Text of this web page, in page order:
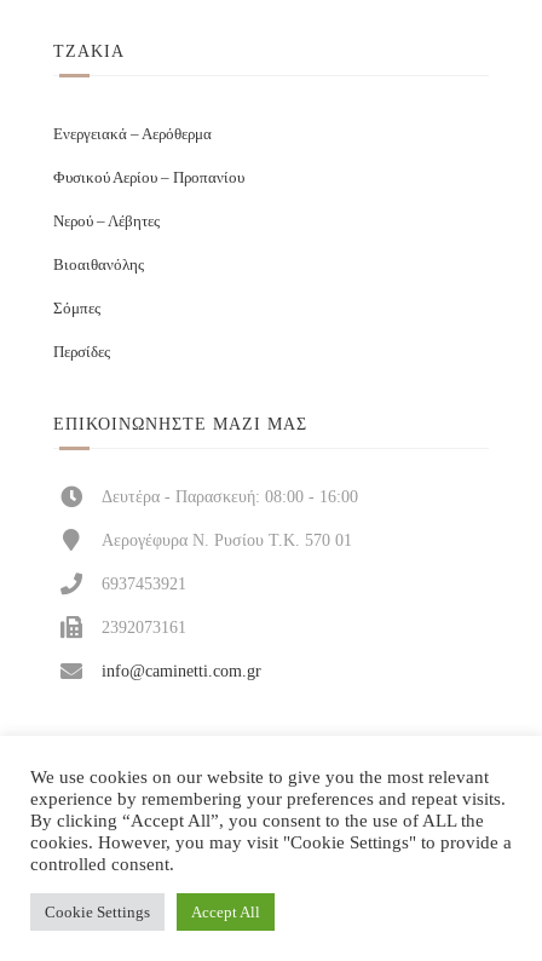
ΤΖΑΚΙΑ
Ενεργειακά – Αερόθερμα
Φυσικού Αερίου – Προπανίου
Νερού – Λέβητες
Βιοαιθανόλης
Σόμπες
Περσίδες
ΕΠΙΚΟΙΝΩΝΉΣΤΕ ΜΑΖΊ ΜΑΣ
Δευτέρα - Παρασκευή: 08:00 - 16:00
Αερογέφυρα Ν. Ρυσίου Τ.Κ. 570 01
6937453921
2392073161
info@caminetti.com.gr
Κατασκευή και υποστήριξηΔΙΠΛΟ ΚΛΙΚ
reserved!
We use cookies on our website to give you the most relevant
experience by remembering your preferences and repeat visits.
By clicking “Accept All”, you consent to the use of ALL the
cookies. However, you may visit "Cookie Settings" to provide a
controlled consent.
Cookie Settings Accept All